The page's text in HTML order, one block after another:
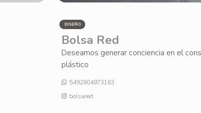
DISEÑO
Bolsa Red
Deseamos generar conciencia en el
plástico
5492804973163
bolsared